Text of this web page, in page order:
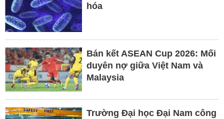
hóa
Bán kết ASEAN Cup 2026: Mối
duyên nợ giữa Việt Nam và
Malaysia
Trường Đại học Đại Nam công